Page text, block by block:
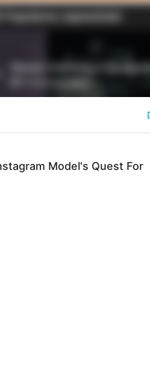
Rękopis znaleziony w Saragossie
14 sierpnia 2026
Model's Quest For